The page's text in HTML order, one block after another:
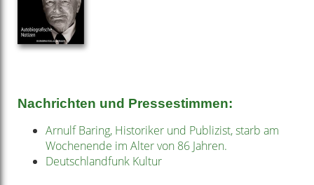
Nachrichten und Pressestimmen:
Arnulf Baring, Historiker und Publizist, starb am
Wochenende im Alter von 86 Jahren.
Deutschlandfunk Kultur